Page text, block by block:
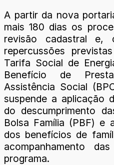
A partir da nova
mais 180 dias os
revisão cadastral e,
repercussões
Tarifa Social de
Benefício de
Assistência Social
suspende a aplicação
do descumprimento
Bolsa Família (PBF) e
dos benefícios de
acompanhamento
programa.